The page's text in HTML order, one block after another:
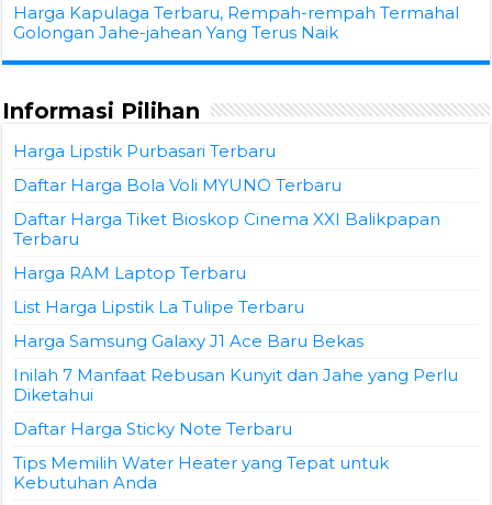
Harga Kapulaga Terbaru, Rempah-rempah Termahal
Golongan Jahe-jahean Yang Terus Naik
Informasi Pilihan
Harga Lipstik Purbasari Terbaru
Daftar Harga Bola Voli MYUNO Terbaru
Daftar Harga Tiket Bioskop Cinema XXI Balikpapan
Terbaru
Harga RAM Laptop Terbaru
List Harga Lipstik La Tulipe Terbaru
Harga Samsung Galaxy J1 Ace Baru Bekas
Inilah 7 Manfaat Rebusan Kunyit dan Jahe yang Perlu
Diketahui
Daftar Harga Sticky Note Terbaru
Tips Memilih Water Heater yang Tepat untuk
Kebutuhan Anda